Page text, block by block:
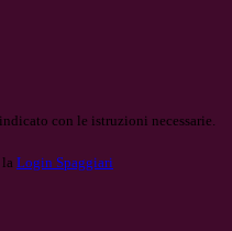
con le istruzioni necessarie.
Login Spaggiari